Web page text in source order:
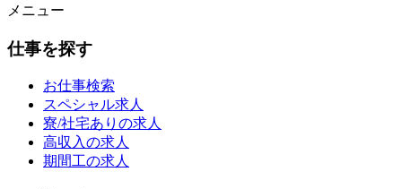
メニュー
仕事を探す
お仕事検索
スペシャル求人
寮/社宅ありの求人
高収入の求人
期間工の求人